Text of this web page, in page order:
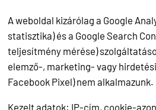
A weboldal kizárólag a Google
statisztika) és a Google Search
teljesítmény mérése)
elemző-, marketing- vagy
Facebook Pixel) nem alkalmazunk.
Kezelt adatok: IP-cím, cookie-